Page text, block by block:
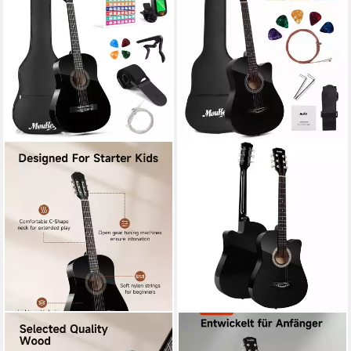
MOUKEY
Akustikgitarre Kinder Gitarre
MOUKEY
Akustikgitarre 38 Zoll für